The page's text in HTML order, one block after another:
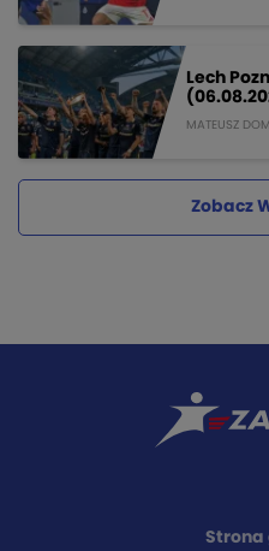
Lech
MATEUSZ
Zobacz
Strona